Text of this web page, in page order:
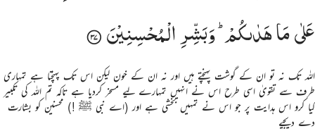
عَلٰیمَاهَدٰىكُمْ ؕ وَبَشِّرِالْمُحْسِنِیْنَ
اللہ تک نہ تو ان کے گوشت پہنچتے ہیں اور نہ ان کے خون لیکن اس تک پہنچتا ہے تمہاری
طرف سے تقویٰ اسی طرح اس نے انہیں تمہارے لیے مسخر کردیا ہے تاکہ تم اللہ کی تکبیر
کیا کرو اس ہدایت پر جو اس نے تمہیں بخشی ہے اور (اے نبی ﷺ !) محسنین کو بشارت
دے دیجیے